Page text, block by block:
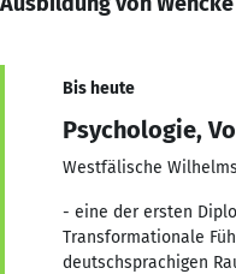
Bis heute
Psychologie,
Westfälische
- eine der ersten
Transformationale
deutschsprachigen